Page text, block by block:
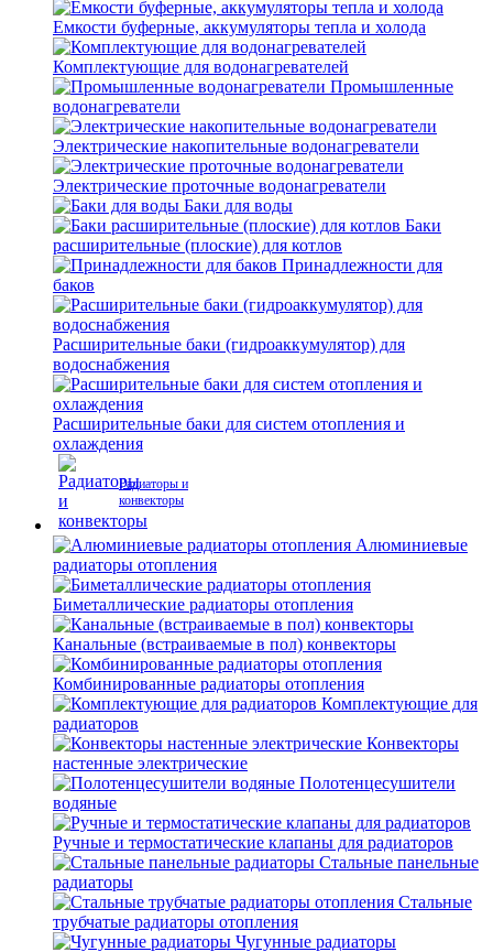
Емкости буферные, аккумуляторы тепла и холода
Комплектующие для водонагревателей
Промышленные
водонагреватели
Электрические накопительные водонагреватели
Электрические проточные водонагреватели
Баки для воды
Баки
расширительные (плоские) для котлов
Принадлежности для
баков
Расширительные баки (гидроаккумулятор) для
водоснабжения
Расширительные баки для систем отопления и
охлаждения
Радиаторы и
конвекторы
Алюминиевые
радиаторы отопления
Биметаллические радиаторы отопления
Канальные (встраиваемые в пол) конвекторы
Комбинированные радиаторы отопления
Комплектующие для
радиаторов
Конвекторы
настенные электрические
Полотенцесушители
водяные
Ручные и термостатические клапаны для радиаторов
Стальные панельные
радиаторы
Стальные
трубчатые радиаторы отопления
Чугунные радиаторы